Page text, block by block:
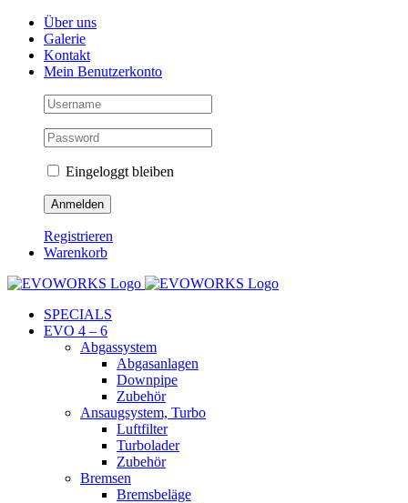
Skip
content
Facebook
Instagram
YouTubeÜber uns
Galerie
Kontakt
Mein Benutzerkonto
Eingeloggt bleiben
Registrieren
Warenkorb
SPECIALS
EVO 4 – 6
Abgassystem
Abgasanlagen
Downpipe
Zubehör
Ansaugsystem, Turbo
Luftfilter
Turbolader
Zubehör
Bremsen
Bremsbeläge